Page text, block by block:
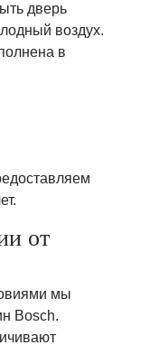
дверь
воздух.
в
от
мы
Bosch.